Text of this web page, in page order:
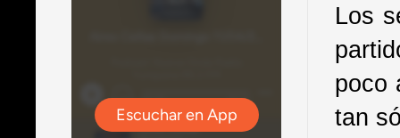
Los
poco
tan